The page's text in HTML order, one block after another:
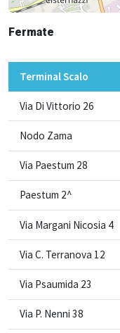
Fermate
Terminal Scalo
Via Di Vittorio 26
Nodo Zama
Via Paestum 28
Paestum 2^
Via Margani Nicosia 4
Via C. Terranova 12
Via Psaumida 23
Via P. Nenni 38